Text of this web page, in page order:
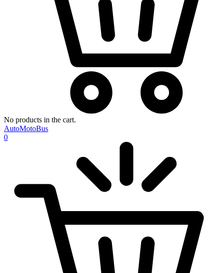
No products in the cart.
AutoMotoBus
0